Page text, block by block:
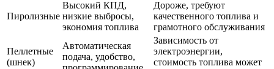
Пиролизные
Высокий КПД,
низкие выбросы,
экономия топлива
Дороже, требуют
качественного топлива и
грамотного обслуживания
Пеллетные
(шнек)
Автоматическая
подача, удобство,
Зависимость от
электроэнергии,
стоимость топлива может